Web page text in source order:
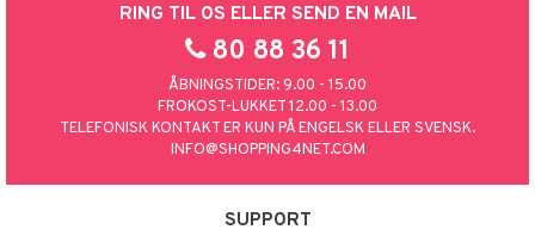
RING TIL OS ELLER SEND EN MAIL
80 88 36 11
ÅBNINGSTIDER: 9.00 - 15.00
FROKOST-LUKKET 12.00 - 13.00
TELEFONISK KONTAKT ER KUN PÅ ENGELSK ELLER SVENSK.
INFO@SHOPPING4NET.COM
SUPPORT